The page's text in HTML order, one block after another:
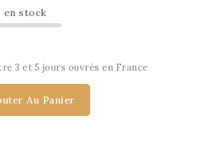
en stock
3 et 5 jours ouvrés en France
Au Panier